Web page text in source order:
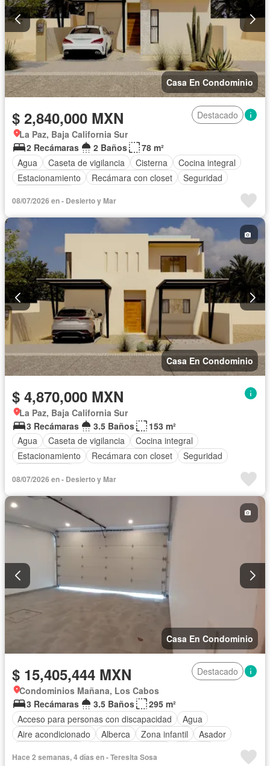
Casa En Condominio
$ 2,840,000 MXN
Destacado
La Paz, Baja California Sur
2 Recámaras
2 Baños
78 m²
Agua
Caseta de vigilancia Cisterna
Cocina integral
Estacionamiento
Recámara con closet
Seguridad
08/07/2026 en - Desierto y Mar
Casa En Condominio
$ 4,870,000 MXN
La Paz, Baja California Sur
3 Recámaras
3.5 Baños
153 m²
Agua
Caseta de vigilancia
Cocina integral
Estacionamiento
Recámara con closet
Seguridad
08/07/2026 en - Desierto y Mar
Casa En Condominio
$ 15,405,444 MXN
Destacado
Condominios Mañana, Los Cabos
3 Recámaras
3.5 Baños
295 m²
Acceso para personas con discapacidad
Agua
Aire acondicionado
Alberca Zona infantil
Asador
Hace 2 semanas, 4 días en - Teresita Sosa